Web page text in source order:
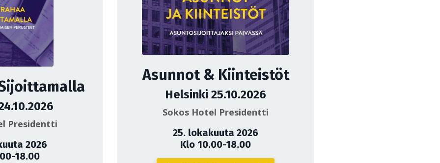
Presidentti
2026
18.00
Asunnot & Kiinteistöt
Helsinki 25.10.2026
Sokos Hotel Presidentti
25. lokakuuta 2026
Klo 10.00-18.00